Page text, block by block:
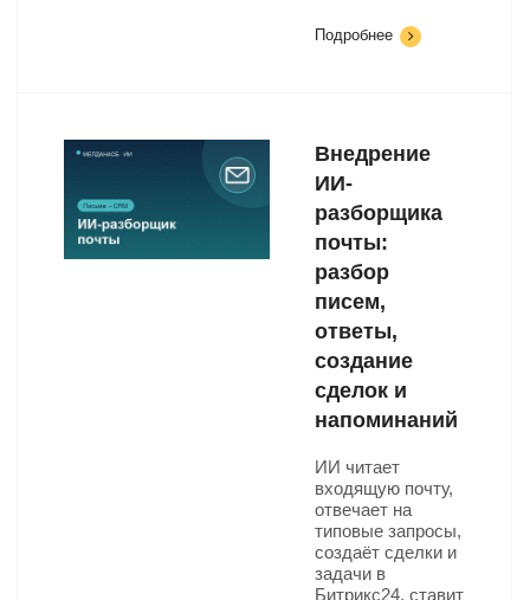
Подробнее
Внедрение
ИИ-
разборщика
почты:
разбор
писем,
ответы,
создание
сделок и
напоминаний
ИИ читает
входящую почту,
отвечает на
типовые запросы,
создаёт сделки и
задачи в
Битрикс24, ставит